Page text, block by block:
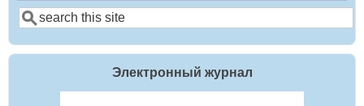
Поиск
Электронный журнал